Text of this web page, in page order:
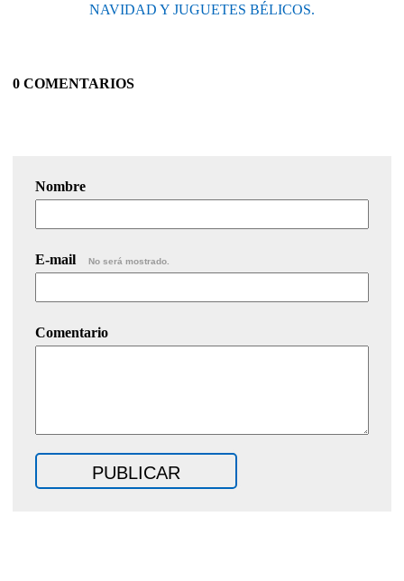
NAVIDAD Y JUGUETES BÉLICOS.
0 COMENTARIOS
Nombre
E-mail No será mostrado.
Comentario